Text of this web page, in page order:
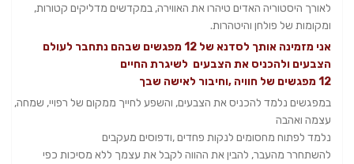
לאורך היסטוריה האדים טיהרו את האווירה, במקדשים מדליקים קטורות,
ומקומות של פולחן והיטהרות.
אני מזמינה אותך לסדנא של 12 מפגשים שבהם נתחבר לעולם
הצבעים ולהכניס את הצבעים לשיגרת החיים
12 מפגשים של חוויה ,וחיבור לאישה שבך
במפגשים נלמד להכניס את הצבעים, והשפע לחייך ממקום של רפויי, שמחה,
עצמה ואהבה
נלמד לפתוח מחסומים לנקות פחדים ,ודפוסים מעקבים
להשתחרר מהעבר, להבין את ההווה לקבל את עצמך ללא מסיכות כפי